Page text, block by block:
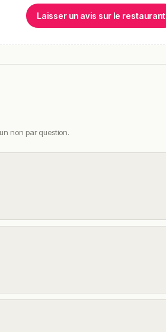
Laisser un avis sur le restaurant
non par question.